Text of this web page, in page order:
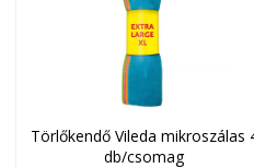
Törlőkendő Vileda mikroszálas
db/csomag